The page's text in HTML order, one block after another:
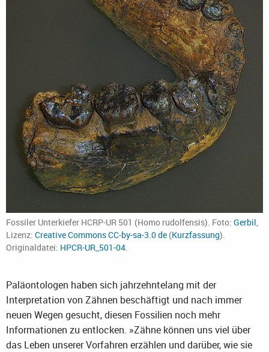
Fossiler Unterkiefer HCRP-UR 501 (Homo rudolfensis). Foto: Gerbil,
Lizenz: Creative Commons CC-by-sa-3.0 de (Kurzfassung).
Originaldatei: HPCR-UR_501-04.
Paläontologen haben sich jahrzehntelang mit der
Interpretation von Zähnen beschäftigt und nach immer
neuen Wegen gesucht, diesen Fossilien noch mehr
Informationen zu entlocken. »Zähne können uns viel über
das Leben unserer Vorfahren erzählen und darüber, wie sie